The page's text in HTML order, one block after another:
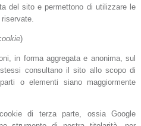
del sito e permettono di utilizzare le
)
in forma aggregata e anonima, sul
consultano il sito allo scopo di
o elementi siano maggiormente
di terza parte, ossia Google